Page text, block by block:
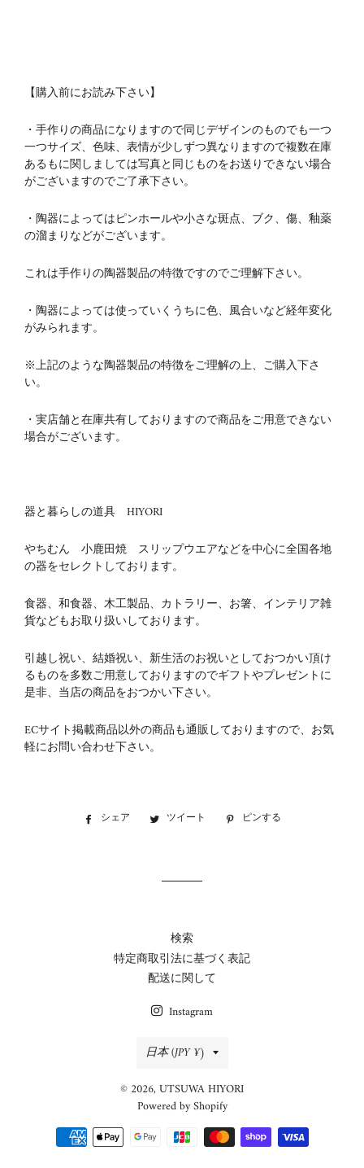
【購入前にお読み下さい】
・手作りの商品になりますので同じデザインのものでも一つ
一つサイズ、色味、表情が少しずつ異なりますので複数在庫
あるもに関しましては写真と同じものをお送りできない場合
がございますのでご了承下さい。
・陶器によってはピンホールや小さな斑点、ブク、傷、釉薬
の溜まりなどがございます。
これは手作りの陶器製品の特徴ですのでご理解下さい。
・陶器によっては使っていくうちに色、風合いなど経年変化
がみられます。
※上記のような陶器製品の特徴をご理解の上、ご購入下さ
い。
・実店舗と在庫共有しておりますので商品をご用意できない
場合がございます。
器と暮らしの道具 HIYORI
やちむん 小鹿田焼 スリップウエアなどを中心に全国各地
の器をセレクトしております。
食器、和食器、木工製品、カトラリー、お箸、インテリア雑
貨などもお取り扱いしております。
引越し祝い、結婚祝い、新生活のお祝いとしておつかい頂け
るものを多数ご用意しておりますのでギフトやプレゼントに
是非、当店の商品をおつかい下さい。
ECサイト掲載商品以外の商品も通販しておりますので、お気
軽にお問い合わせ下さい。
シェア
Facebookツイート
Twitter ピンする
検索
特定商取引法に基づく表記
配送に関して
Instagram
国/
地
域
日本 (JPY ¥)
© 2026, UTSUWA HIYORI
Powered by Shopify
決